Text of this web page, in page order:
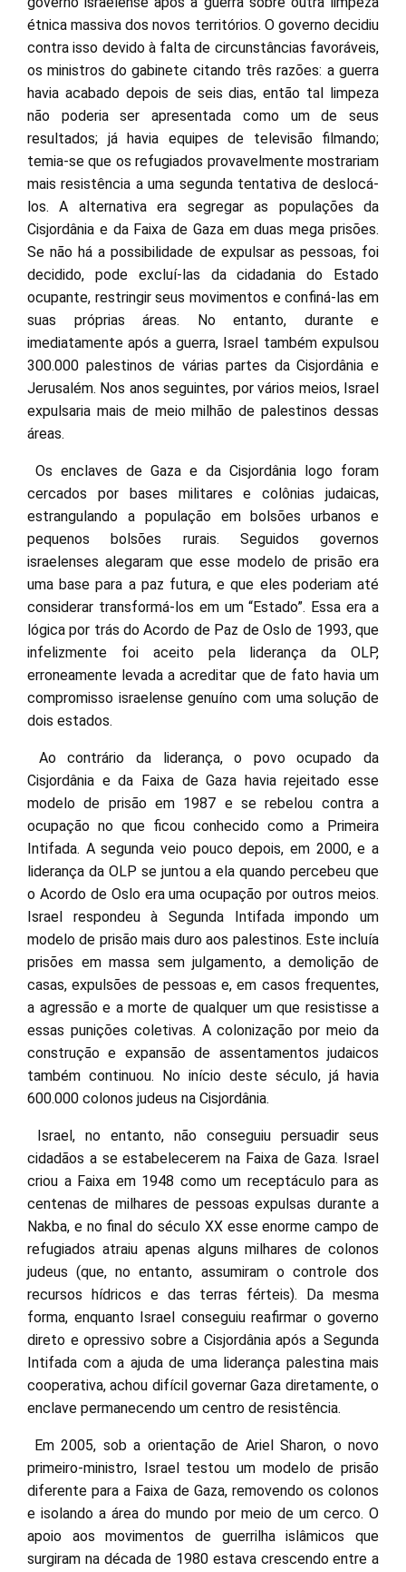
étnica massiva dos novos territórios. O governo decidiu
contra isso devido à falta de circunstâncias favoráveis,
os ministros do gabinete citando três razões: a guerra
havia acabado depois de seis dias, então tal limpeza
não poderia ser apresentada como um de seus
resultados; já havia equipes de televisão filmando;
temia-se que os refugiados provavelmente mostrariam
mais resistência a uma segunda tentativa de deslocá-
los. A alternativa era segregar as populações da
Cisjordânia e da Faixa de Gaza em duas mega prisões.
Se não há a possibilidade de expulsar as pessoas, foi
decidido, pode excluí-las da cidadania do Estado
ocupante, restringir seus movimentos e confiná-las em
suas próprias áreas. No entanto, durante e
imediatamente após a guerra, Israel também expulsou
300.000 palestinos de várias partes da Cisjordânia e
Jerusalém. Nos anos seguintes, por vários meios, Israel
expulsaria mais de meio milhão de palestinos dessas
áreas.
Os enclaves de Gaza e da Cisjordânia logo foram
cercados por bases militares e colônias judaicas,
estrangulando a população em bolsões urbanos e
pequenos bolsões rurais. Seguidos governos
israelenses alegaram que esse modelo de prisão era
uma base para a paz futura, e que eles poderiam até
considerar transformá-los em um “Estado”. Essa era a
lógica por trás do Acordo de Paz de Oslo de 1993, que
infelizmente foi aceito pela liderança da OLP,
erroneamente levada a acreditar que de fato havia um
compromisso israelense genuíno com uma solução de
dois estados.
Ao contrário da liderança, o povo ocupado da
Cisjordânia e da Faixa de Gaza havia rejeitado esse
modelo de prisão em 1987 e se rebelou contra a
ocupação no que ficou conhecido como a Primeira
Intifada. A segunda veio pouco depois, em 2000, e a
liderança da OLP se juntou a ela quando percebeu que
o Acordo de Oslo era uma ocupação por outros meios.
Israel respondeu à Segunda Intifada impondo um
modelo de prisão mais duro aos palestinos. Este incluía
prisões em massa sem julgamento, a demolição de
casas, expulsões de pessoas e, em casos frequentes,
a agressão e a morte de qualquer um que resistisse a
essas punições coletivas. A colonização por meio da
construção e expansão de assentamentos judaicos
também continuou. No início deste século, já havia
600.000 colonos judeus na Cisjordânia.
Israel, no entanto, não conseguiu persuadir seus
cidadãos a se estabelecerem na Faixa de Gaza. Israel
criou a Faixa em 1948 como um receptáculo para as
centenas de milhares de pessoas expulsas durante a
Nakba, e no final do século XX esse enorme campo de
refugiados atraiu apenas alguns milhares de colonos
judeus (que, no entanto, assumiram o controle dos
recursos hídricos e das terras férteis). Da mesma
forma, enquanto Israel conseguiu reafirmar o governo
direto e opressivo sobre a Cisjordânia após a Segunda
Intifada com a ajuda de uma liderança palestina mais
cooperativa, achou difícil governar Gaza diretamente, o
enclave permanecendo um centro de resistência.
Em 2005, sob a orientação de Ariel Sharon, o novo
primeiro-ministro, Israel testou um modelo de prisão
diferente para a Faixa de Gaza, removendo os colonos
e isolando a área do mundo por meio de um cerco. O
apoio aos movimentos de guerrilha islâmicos que
surgiram na década de 1980 estava crescendo entre a